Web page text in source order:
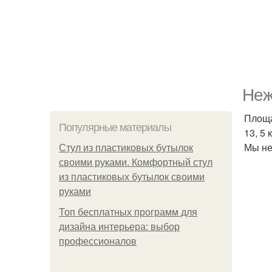
Популярные материалы
Стул из пластиковых бутылок
своими руками. Комфортный стул
из пластиковых бутылок своими
руками
Топ бесплатных программ для
дизайна интерьера: выбор
профессионалов
13, 5
Мы